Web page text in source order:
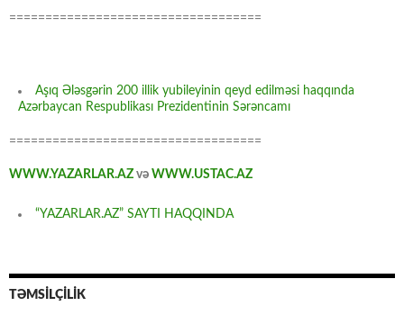
===================================
Aşıq Ələsgərin 200 illik yubileyinin qeyd edilməsi haqqında
Azərbaycan Respublikası Prezidentinin Sərəncamı
===================================
WWW.YAZARLAR.AZ və WWW.USTAC.AZ
“YAZARLAR.AZ” SAYTI HAQQINDA
TƏMSİLÇİLİK